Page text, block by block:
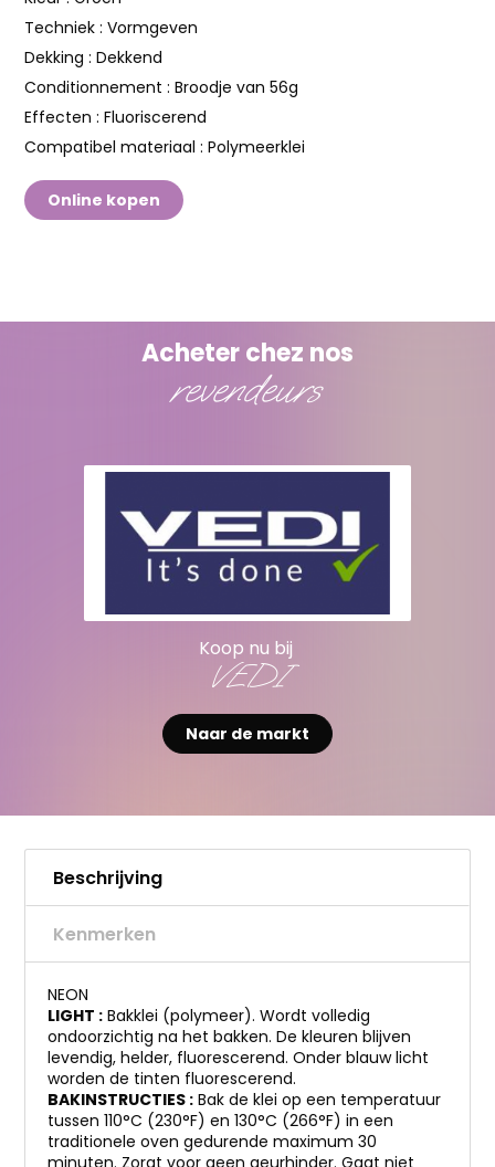
Techniek : Vormgeven
Dekking : Dekkend
Conditionnement : Broodje van 56g
Effecten : Fluoriscerend
Compatibel materiaal : Polymeerklei
Online kopen
Acheter chez nos
revendeurs
Koop nu bij
VEDI
Naar de markt
Beschrijving
Kenmerken
NEON
LIGHT : Bakklei (polymeer). Wordt volledig
ondoorzichtig na het bakken. De kleuren blijven
levendig, helder, fluorescerend. Onder blauw licht
worden de tinten fluorescerend.
BAKINSTRUCTIES : Bak de klei op een temperatuur
tussen 110°C (230°F) en 130°C (266°F) in een
traditionele oven gedurende maximum 30
minuten. Zorgt voor geen geurhinder. Gaat niet